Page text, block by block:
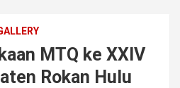
MTQ ke XXIV
Rokan Hulu